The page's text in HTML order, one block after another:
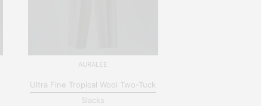
AURALEE
Ultra Fine Tropical Wool Two-Tuck
Slacks